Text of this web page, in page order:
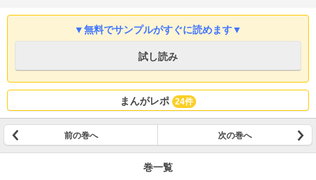
▼無料でサンプルがすぐに読めます▼
試し読み
まんがレポ 24件
前の巻へ 次の巻へ
巻一覧